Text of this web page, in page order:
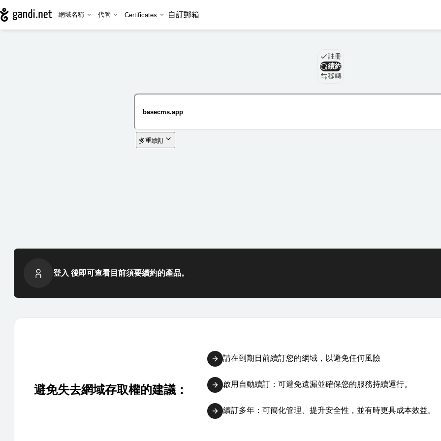
網域名稱 代管 Certificates 自訂郵箱
域名註冊
續約
移轉
多重續訂
登入 後即可查看目前須要續約的產品。
避免失去網域存取權的建議：
請在到期日前續訂您的網域，以避免任何風險
啟用自動續訂：可避免遺漏並確保您的服務持續運行。
續訂多年：可簡化管理、提升安全性，並有時更具成本效益。